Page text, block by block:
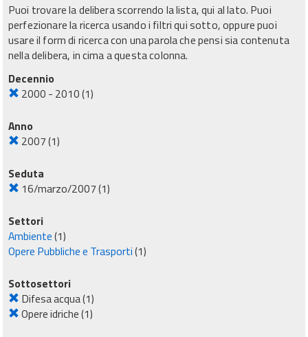
Puoi trovare la delibera scorrendo la lista, qui al lato. Puoi
perfezionare la ricerca usando i filtri qui sotto, oppure puoi
usare il form di ricerca con una parola che pensi sia contenuta
nella delibera, in cima a questa colonna.
Decennio
2000 - 2010(1)
Anno
2007(1)
Seduta
16/marzo/2007(1)
Settori
Ambiente(1)
Opere Pubbliche e Trasporti(1)
Sottosettori
Difesa acqua(1)
Opere idriche(1)